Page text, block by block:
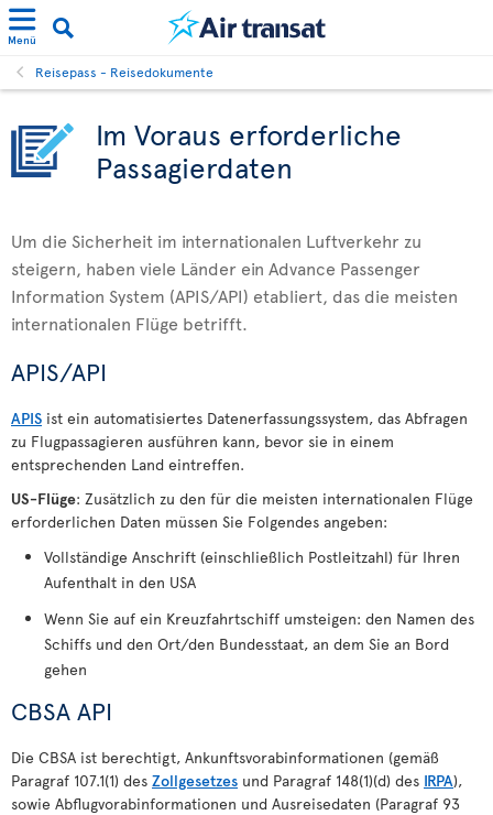
Menü
Reisepass - Reisedokumente
Im Voraus erforderliche
Passagierdaten
Um die Sicherheit im internationalen Luftverkehr zu
steigern, haben viele Länder ein Advance Passenger
Information System (APIS/API) etabliert, das die meisten
internationalen Flüge betrifft.
APIS/API
APIS ist ein automatisiertes Datenerfassungssystem, das Abfragen
zu Flugpassagieren ausführen kann, bevor sie in einem
entsprechenden Land eintreffen.
US-Flüge: Zusätzlich zu den für die meisten internationalen Flüge
erforderlichen Daten müssen Sie Folgendes angeben:
Vollständige Anschrift (einschließlich Postleitzahl) für Ihren
Aufenthalt in den USA
Wenn Sie auf ein Kreuzfahrtschiff umsteigen: den Namen des
Schiffs und den Ort/den Bundesstaat, an dem Sie an Bord
gehen
CBSA API
Die CBSA ist berechtigt, Ankunftsvorabinformationen (gemäß
Paragraf 107.1(1) des Zollgesetzes und Paragraf 148(1)(d) des IRPA),
sowie Abflugvorabinformationen und Ausreisedaten (Paragraf 93